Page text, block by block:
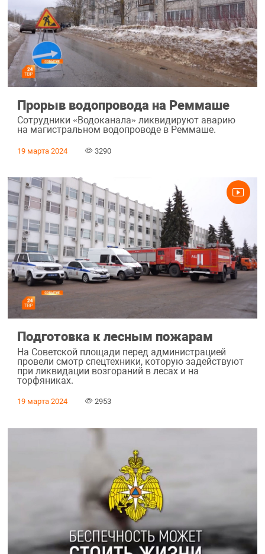
Прорыв водопровода на Реммаше
Сотрудники «Водоканала» ликвидируют аварию
на магистральном водопроводе в Реммаше.
19 марта 2024 3290
Подготовка к лесным пожарам
На Советской площади перед администрацией
провели смотр спецтехники, которую задействуют
при ликвидации возгораний в лесах и на
торфяниках.
19 марта 2024 2953